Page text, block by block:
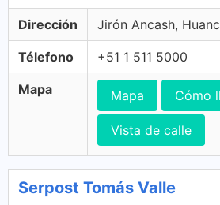
Dirección Jirón Ancash,
Télefono +51 1 511 5000
Mapa Mapa Cómo
Vista de calle
Serpost Tomás Valle